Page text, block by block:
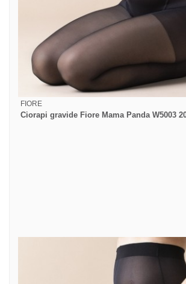
FIORE
Ciorapi gravide Fiore Mama Panda W5003